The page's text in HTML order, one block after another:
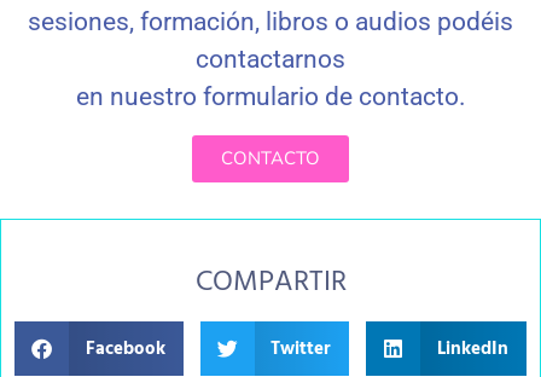
sesiones, formación, libros o audios podéis
contactarnos
en nuestro formulario de contacto.
CONTACTO
COMPARTIR
Facebook Twitter LinkedIn